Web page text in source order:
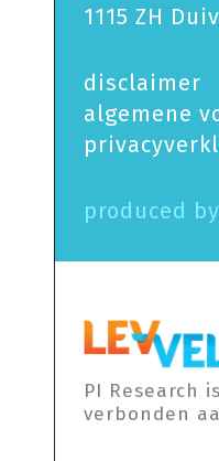
1115 ZH
disclaimer
algemene
produced by
PI Research is
verbonden